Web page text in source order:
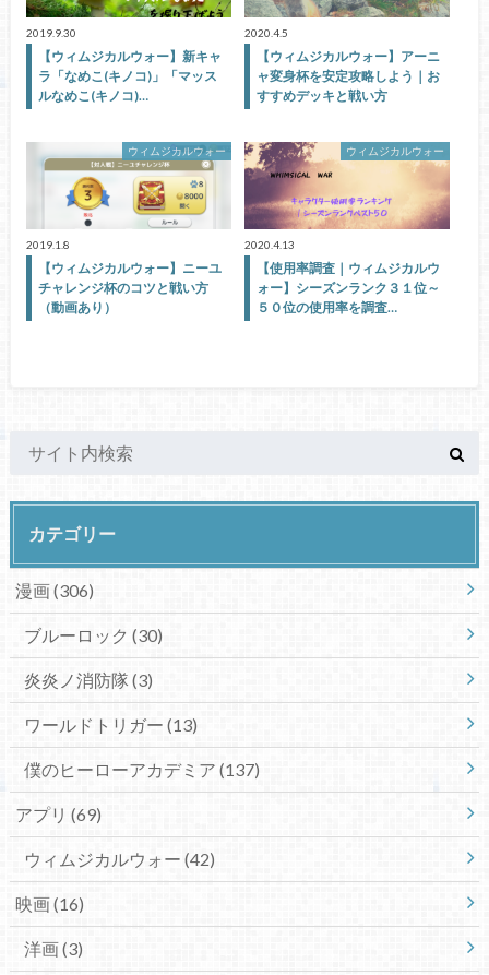
2019.9.30
【ウィムジカルウォー】新キャ
ラ「なめこ(キノコ)」「マッス
ルなめこ(キノコ)…
2020.4.5
【ウィムジカルウォー】アーニ
ャ変身杯を安定攻略しよう｜お
すすめデッキと戦い方
ウィムジカルウォー
2019.1.8
【ウィムジカルウォー】ニーユ
チャレンジ杯のコツと戦い方
（動画あり）
ウィムジカルウォー
2020.4.13
【使用率調査｜ウィムジカルウ
ォー】シーズンランク３１位～
５０位の使用率を調査…
カテゴリー
漫画(306)
ブルーロック (30)
炎炎ノ消防隊 (3)
ワールドトリガー (13)
僕のヒーローアカデミア (137)
アプリ (69)
ウィムジカルウォー (42)
映画(16)
洋画(3)